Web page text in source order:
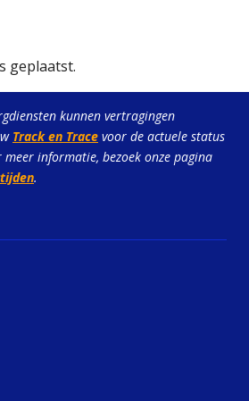
geplaatst.
kunnen vertragingen
Track en Trace voor de actuele status
informatie, bezoek onze pagina
.